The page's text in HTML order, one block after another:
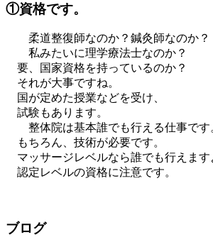
①資格です。
柔道整復師なのか？鍼灸師なのか？
私みたいに理学療法士なのか？
要、国家資格を持っているのか？
それが大事ですね。
国が定めた授業などを受け、
試験もあります。
整体院は基本誰でも行える仕事です
もちろん、技術が必要です。
マッサージレベルなら誰でも行えます
認定レベルの資格に注意です。
ブログ